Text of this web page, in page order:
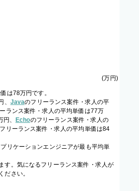
(万円)
は78万円です。
Javaのフリーランス案件・求人の平
ランス案件・求人の平均単価は77万
円、Echoのフリーランス案件・求人の
リーランス案件・求人の平均単価は84
リケーションエンジニアが最も平均単
す。気になるフリーランス案件・求人が
ださい。